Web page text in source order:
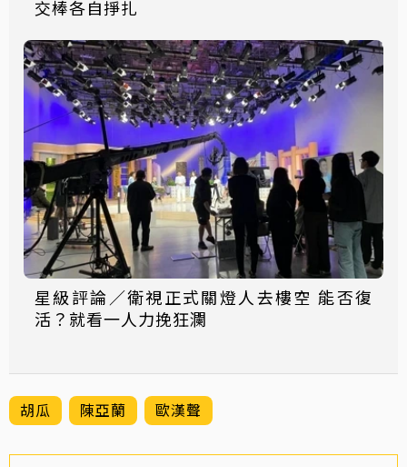
交棒各自掙扎
星級評論／衛視正式關燈人去樓空 能否復
活？就看一人力挽狂瀾
胡瓜 陳亞蘭 歐漢聲